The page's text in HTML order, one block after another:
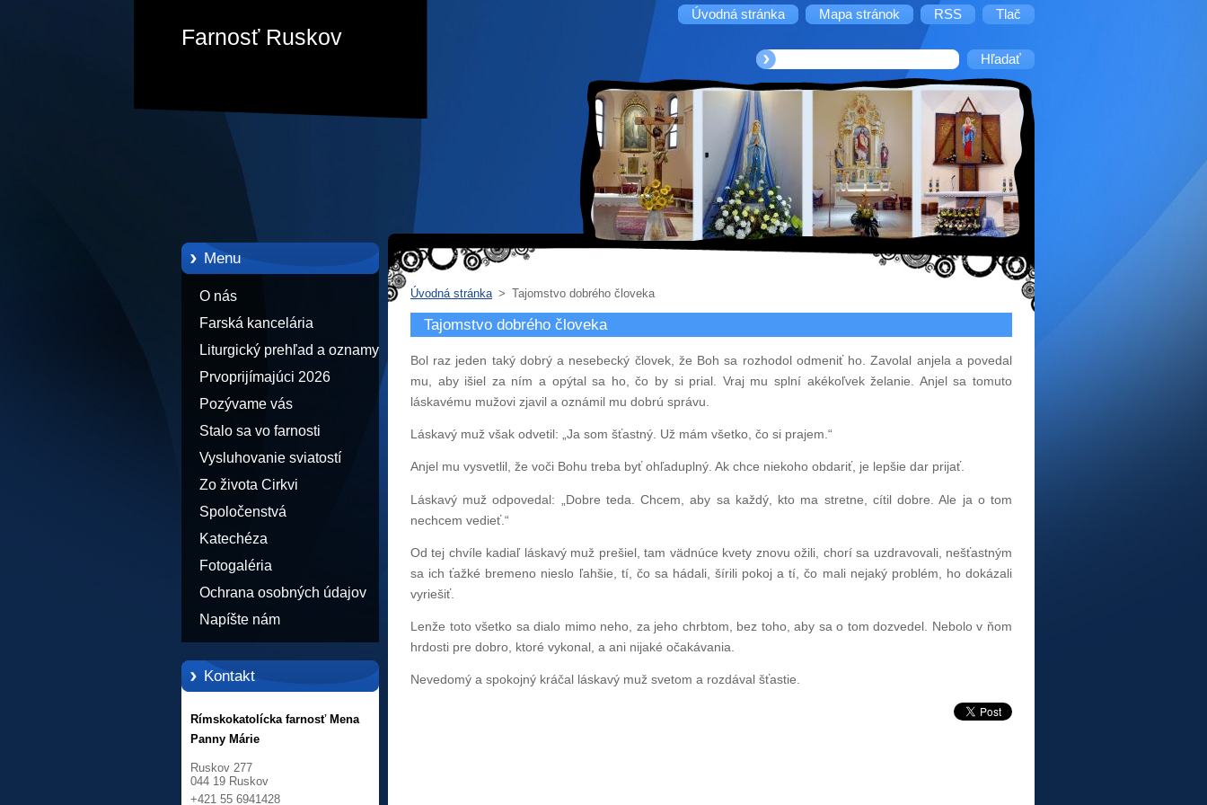
Úvodná stránka Mapa stránok RSS Tlač
Farnosť Ruskov
Menu
O nás
Farská kancelária
Liturgický prehľad a oznamy
Prvoprijímajúci 2026
Pozývame vás
Stalo sa vo farnosti
Vysluhovanie sviatostí
Zo života Cirkvi
Spoločenstvá
Katechéza
Fotogaléria
Ochrana osobných údajov
Napíšte nám
Kontakt
Rímskokatolícka farnosť Mena
Panny Márie
Ruskov 277
044 19 Ruskov
+421 55 6941428
Úvodná stránka > Tajomstvo dobrého človeka
Tajomstvo dobrého človeka
Bol raz jeden taký dobrý a nesebecký človek, že Boh sa rozhodol odmeniť ho. Zavolal anjela a povedal
mu, aby išiel za ním a opýtal sa ho, čo by si prial. Vraj mu splní akékoľvek želanie. Anjel sa tomuto
láskavému mužovi zjavil a oznámil mu dobrú správu.
Láskavý muž však odvetil: „Ja som šťastný. Už mám všetko, čo si prajem.“
Anjel mu vysvetlil, že voči Bohu treba byť ohľaduplný. Ak chce niekoho obdariť, je lepšie dar prijať.
Láskavý muž odpovedal: „Dobre teda. Chcem, aby sa každý, kto ma stretne, cítil dobre. Ale ja o tom
nechcem vedieť.“
Od tej chvíle kadiaľ láskavý muž prešiel, tam vädnúce kvety znovu ožili, chorí sa uzdravovali, nešťastným
sa ich ťažké bremeno nieslo ľahšie, tí, čo sa hádali, šírili pokoj a tí, čo mali nejaký problém, ho dokázali
vyriešiť.
Lenže toto všetko sa dialo mimo neho, za jeho chrbtom, bez toho, aby sa o tom dozvedel. Nebolo v ňom
hrdosti pre dobro, ktoré vykonal, a ani nijaké očakávania.
Nevedomý a spokojný kráčal láskavý muž svetom a rozdával šťastie.